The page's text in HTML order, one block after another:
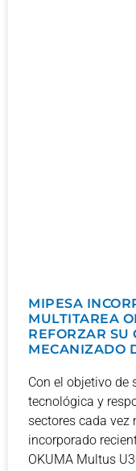
MIPESA
MULTITAREA
REFORZAR SU
MECANIZADO
Con el objetivo de
tecnológica y
sectores cada vez
incorporado
OKUMA Multus